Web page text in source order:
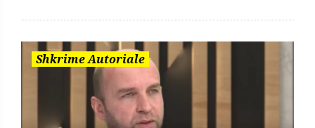
Shkrime Autoriale